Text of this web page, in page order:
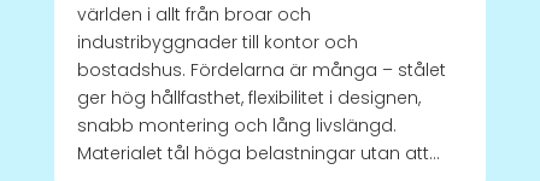
världen i allt från broar och
industribyggnader till kontor och
bostadshus. Fördelarna är många – stålet
ger hög hållfasthet, flexibilitet i designen,
snabb montering och lång livslängd.
Materialet tål höga belastningar utan att...